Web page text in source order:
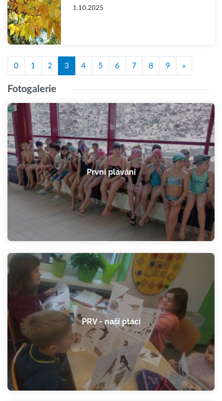
1.10.2025
0 1 2 3 4 5 6 7 8 9 »
Fotogalerie
První plavání
PRV - naši ptáci